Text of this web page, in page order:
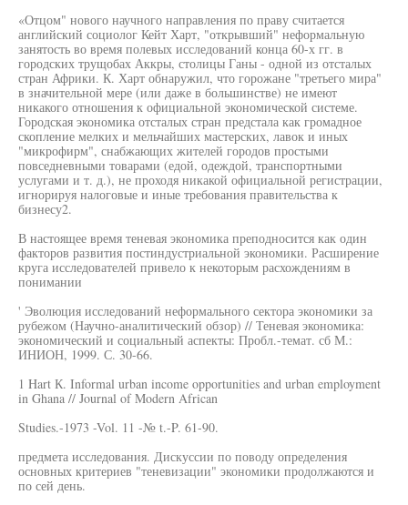
«Отцом" нового научного направления по праву считается
английский социолог Кейт Харт, "открывший" неформальную
занятость во время полевых исследований конца 60-х гг. в
городских трущобах Аккры, столицы Ганы - одной из отсталых
стран Африки. К. Харт обнаружил, что горожане "третьего мира"
в значительной мере (или даже в большинстве) не имеют
никакого отношения к официальной экономической системе.
Городская экономика отсталых стран предстала как громадное
скопление мелких и мельчайших мастерских, лавок и иных
"микрофирм", снабжающих жителей городов простыми
повседневными товарами (едой, одеждой, транспортными
услугами и т. д.), не проходя никакой официальной регистрации,
игнорируя налоговые и иные требования правительства к
бизнесу2.
В настоящее время теневая экономика преподносится как один
факторов развития постиндустриальной экономики. Расширение
круга исследователей привело к некоторым расхождениям в
понимании
' Эволюция исследований неформального сектора экономики за
рубежом (Научно-аналитический обзор) // Теневая экономика:
экономический и социальный аспекты: Пробл.-темат. сб М.:
ИНИОН, 1999. С. 30-66.
1 Hart К. Informal urban income opportunities and urban employment
in Ghana // Journal of Modern African
Studies.-1973 -Vol. 11 -№ t.-P. 61-90.
предмета исследования. Дискуссии по поводу определения
основных критериев "теневизации" экономики продолжаются и
по сей день.